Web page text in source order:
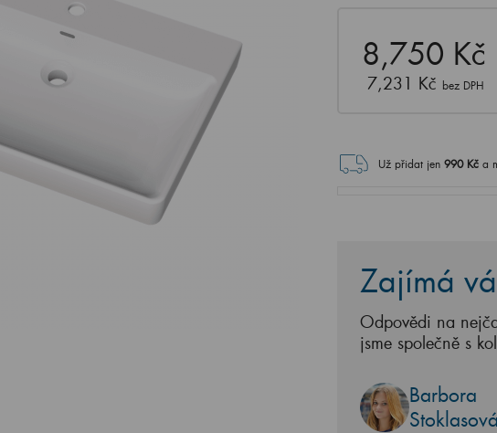
8,750 Kč
7,231 Kč bez DPH
Už přidat jen 990Kč a
Zajímá
Odpovědi na
jsme společně s
Barbora
Stoklasová